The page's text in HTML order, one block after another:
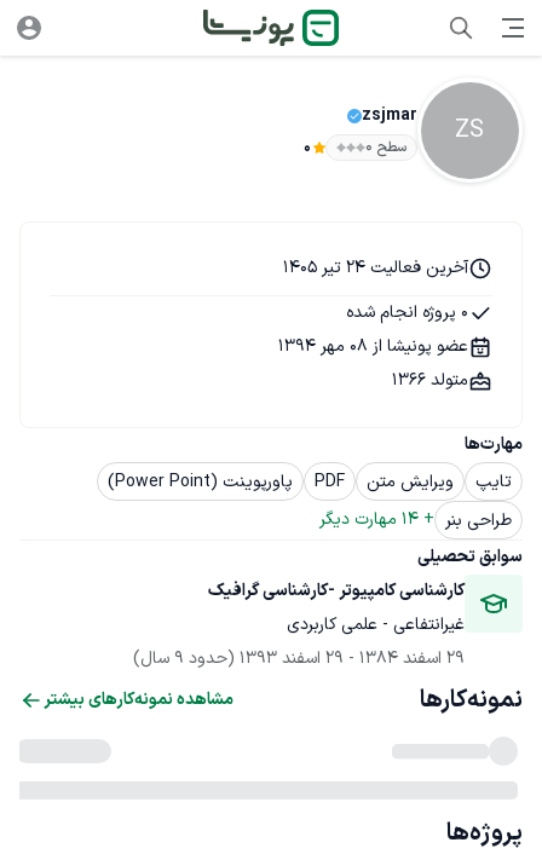
ZS
zsjmar
سطح ۰ 0
مهارت‌ها
تایپ
ویرایش متن PDF
پاورپوینت (Power Point)
طراحی بنر +
14 مهارت دیگر
سوابق تحصیلی
کارشناسی کامپیوتر -کارشناسی گرافیک
غیرانتفاعی - علمی کاربردی
29 اسفند 1384
- 29 اسفند 1393 (حدود 9 سال)
آخرین فعالیت 24 تیر 1405
0 پروژه انجام شده
عضو پونیشا از 08 مهر 1394
متولد 1366
نمونه‌کارها مشاهده نمونه‌کارهای بیشتر
پروژه‌ها